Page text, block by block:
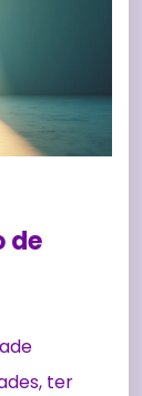
de
ter